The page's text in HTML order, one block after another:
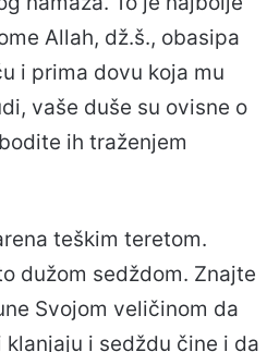
Allah, dž.š., obasipa
i prima dovu koja mu
vaše duše su ovisne o
ih traženjem
teškim teretom.
dužom sedždom. Znajte
Svojom veličinom da
i sedždu čine i da